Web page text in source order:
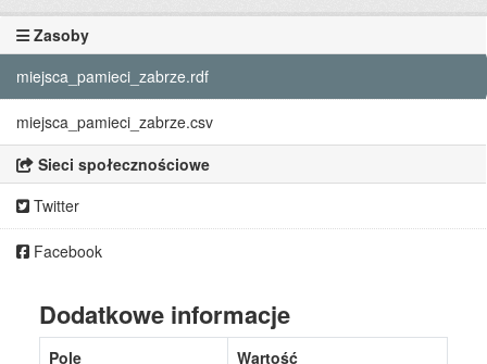
Zasoby
miejsca_pamieci_zabrze.rdf
miejsca_pamieci_zabrze.csv
Sieci społecznościowe
Twitter
Facebook
Dodatkowe informacje
Pole
Wartość